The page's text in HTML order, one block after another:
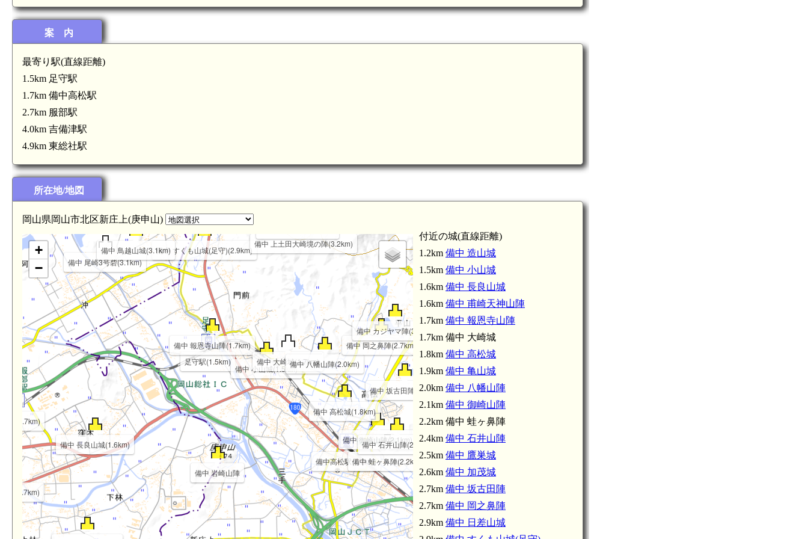
案 内
最寄り駅(直線距離)
1.5km 足守駅
1.7km 備中高松駅
2.7km 服部駅
4.0km 吉備津駅
4.9km 東総社駅
所在地/地図
岡山県岡山市北区新庄上(庚申山)
足守駅(1.5km)
備中高松駅(1.7km)
駅(2.7km)
府(2.7km)
備中 岩崎山陣
備中 小山城(1.5km)
備中 長良山城(1.6km)
備中 報恩寺山陣(1.7km)
備中 大崎城(1.7km)
備中 高松城(1.8km)
備中 八幡山陣(2.0km)
備中 御崎山陣(2.1km)
備中 蛙ヶ鼻陣(2.2km)
備中 石井山陣(2.4km)
備中 坂古田陣(2.7km)
備中 岡之鼻陣(2.7km)
備中 すくも山城(足守)(2.9km)
備中 カジヤマ陣(3.0km)
備中 尾崎3号砦(3.1km)
備中 鳥越山城(3.1km)
備中 鼓山陣(3.1km)
備中 上土田大崎境の陣(3.2km)
+
−
付近の城(直線距離)
1.2km 備中 造山城
1.5km 備中 小山城
1.6km 備中 長良山城
1.6km 備中 甫崎天神山陣
1.7km 備中 報恩寺山陣
1.7km 備中 大崎城
1.8km 備中 高松城
1.9km 備中 亀山城
2.0km 備中 八幡山陣
2.1km 備中 御崎山陣
2.2km 備中 蛙ヶ鼻陣
2.4km 備中 石井山陣
2.5km 備中 鷹巣城
2.6km 備中 加茂城
2.7km 備中 坂古田陣
2.7km 備中 岡之鼻陣
2.9km 備中 日差山城